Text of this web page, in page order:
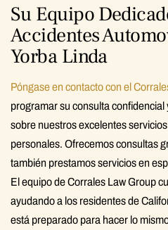
Su Equipo
Accidentes
Yorba Linda
Póngase en contacto con el
programar su consulta
sobre nuestros excelentes
personales. Ofrecemos consultas
también prestamos servicios en
El equipo de Corrales Law Group
ayudando a los residentes de
está preparado para hacer lo